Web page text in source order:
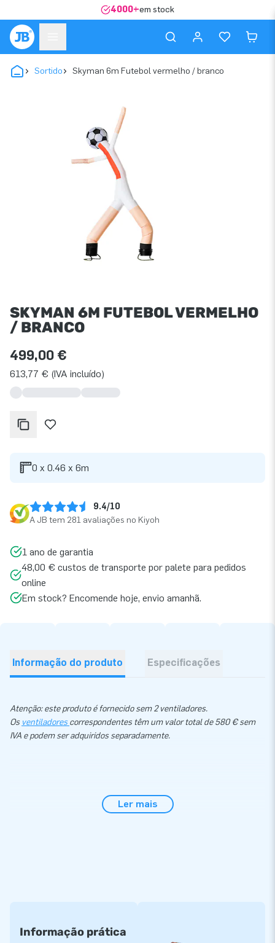
4000+em stock
Sortido Skyman 6m Futebol vermelho / branco
SKYMAN 6M FUTEBOL VERMELHO
/ BRANCO
499,00 €
613,77 € (IVA incluído)
0 x 0.46 x 6m
9.4/10
A JB tem 281 avaliações no Kiyoh
1 ano de garantia
48,00 € custos de transporte por palete para pedidos
online
Em stock? Encomende hoje, envio amanhã.
Informação do produto Especificações
Atenção: este produto é fornecido sem 2 ventiladores.
Os ventiladorescorrespondentes têm um valor total de 580 € sem
IVA e podem ser adquiridos separadamente.
Ler mais
Informação prática